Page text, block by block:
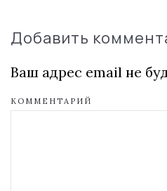
Добавить
Ваш адрес email не
КОММЕНТАРИЙ